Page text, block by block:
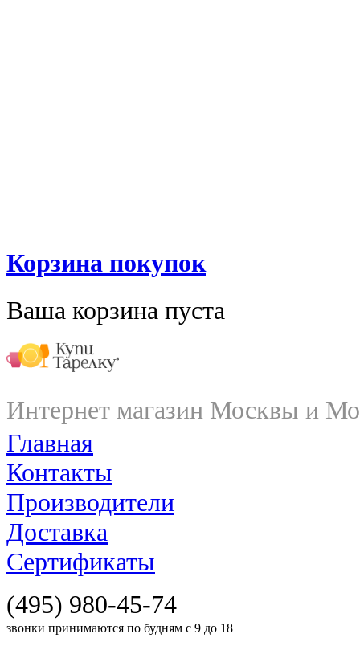
Корзина покупок
Ваша корзина пуста
Интернет магазин Москвы и
Главная
Контакты
Производители
Доставка
Сертификаты
(495) 980-45-74
звонки принимаются по будням с 9 до 18